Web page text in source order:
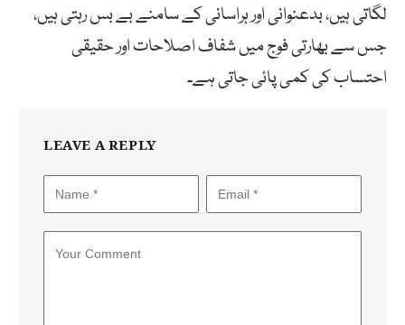
لگاتی ہیں، بدعنوانی اور ہراسانی کے سامنے بے بس رہتی ہیں،
جس سے بھارتی فوج میں شفاف اصلاحات اور حقیقی
احتساب کی کمی پائی جاتی ہے۔
LEAVE A REPLY